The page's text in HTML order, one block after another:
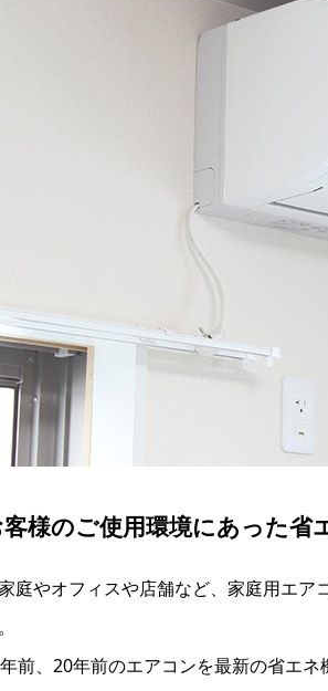
様のご使用環境にあった
庭やオフィスや店舗など、家庭用エア
前、20年前のエアコンを最新の省エ